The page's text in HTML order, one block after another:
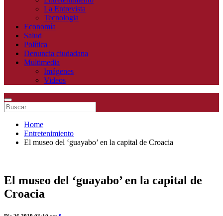
La Entrevista
Tecnologia
Economía
Salud
Política
Denuncia ciudadana
Multimedia
Imágenes
Videos
Home
Entretenimiento
El museo del ‘guayabo’ en la capital de Croacia
El museo del ‘guayabo’ en la capital de
Croacia